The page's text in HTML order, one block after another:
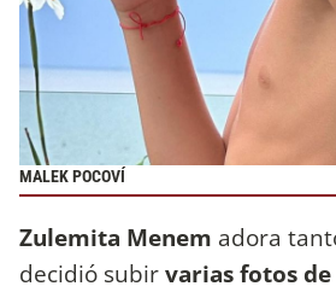
MALEK POCOVÍ
Zulemita Menem adora
decidió subirvarias fotos de